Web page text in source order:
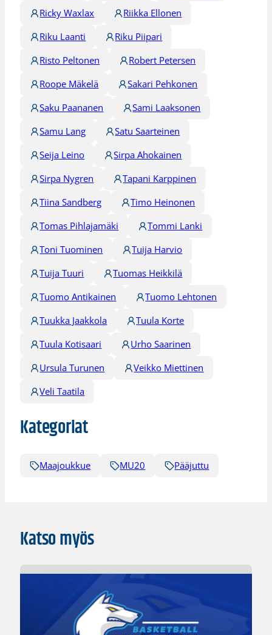
Ricky Waxlax
Riikka Ellonen
Riku Laanti
Riku Piipari
Risto Peltonen
Robert Petersen
Roope Mäkelä
Sakari Pehkonen
Saku Paananen
Sami Laaksonen
Samu Lang
Satu Saarteinen
Seija Leino
Sirpa Ahokainen
Sirpa Nygren
Tapani Karppinen
Tiina Sandberg
Timo Heinonen
Tomas Pihlajamäki
Tommi Lanki
Toni Tuominen
Tuija Harvio
Tuija Tuuri
Tuomas Heikkilä
Tuomo Antikainen
Tuomo Lehtonen
Tuukka Jaakkola
Tuula Korte
Tuula Kotisaari
Urho Saarinen
Ursula Turunen
Veikko Miettinen
Veli Taatila
Kategoriat
Maajoukkue MU20 Pääjuttu
Katso myös